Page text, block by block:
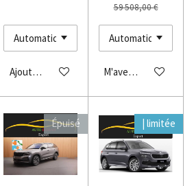
Ajouter au panier
59 508,00 €
M'avertir si
Épuisé | limitée